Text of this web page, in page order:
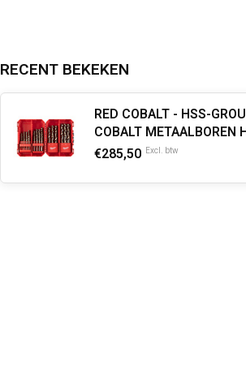
RECENT BEKEKEN
RED COBALT - HSS-
COBALT METAALBOREN
COBALT SET
€285,50 Excl. btw